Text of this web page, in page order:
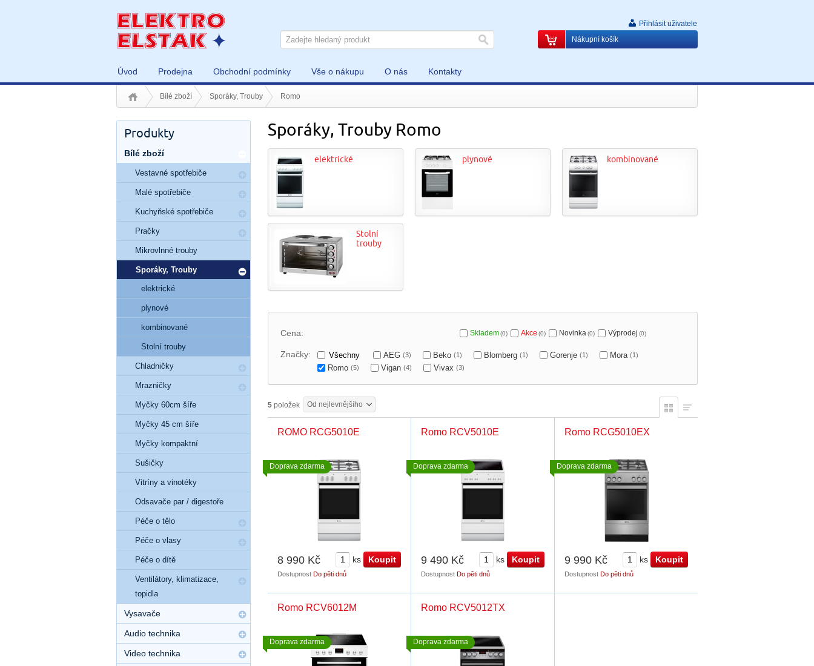
Úvod Prodejna Obchodní podmínky Vše o nákupu O nás Kontakty
Přihlásit uživatele
Nákupní košík
Bílé zboží Sporáky, Trouby Romo
Sporáky, Trouby Romo
elektrické plynové kombinované
Stolní
trouby
Cena: Skladem(0) Akce (0) Novinka(0) Výprodej (0)
Značky: Všechny AEG (3) Beko (1) Blomberg (1) Gorenje (1) Mora (1)
Romo (5) Vigan (4) Vivax (3)
5 položek Od nejlevnějšího
ROMO RCG5010E
8 990 Kč ks
Dostupnost Do pěti dnů
Doprava zdarma
Romo RCV5010E
9 490 Kč ks
Dostupnost Do pěti dnů
Doprava zdarma
Romo RCG5010EX
9 990 Kč ks
Dostupnost Do pěti dnů
Doprava zdarma
Romo RCV6012M
Doprava zdarma
Romo RCV5012TX
Doprava zdarma
Produkty
Bílé zboží
Vestavné spotřebiče
Malé spotřebiče
Kuchyňské spotřebiče
Pračky
Mikrovlnné trouby
Sporáky, Trouby
elektrické
plynové
kombinované
Stolní trouby
Chladničky
Mrazničky
Myčky 60cm šíře
Myčky 45 cm šíře
Myčky kompaktní
Sušičky
Vitríny a vinotéky
Odsavače par / digestoře
Péče o tělo
Péče o vlasy
Péče o dítě
Ventilátory, klimatizace,
topidla
Vysavače
Audio technika
Video technika